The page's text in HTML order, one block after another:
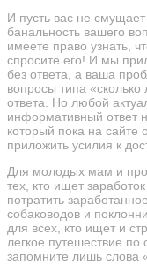
И пусть вас не
банальность вашего
имеете право узнать,
спросите его! И мы
без ответа, а ваша
вопросы типа «сколько
ответа. Но любой
информативный ответ
который пока на сайте
приложить усилия к
Для молодых мам и
тех, кто ищет
потратить
собаководов и
для всех, кто ищет и
легкое путешествие
запомните лишь слова